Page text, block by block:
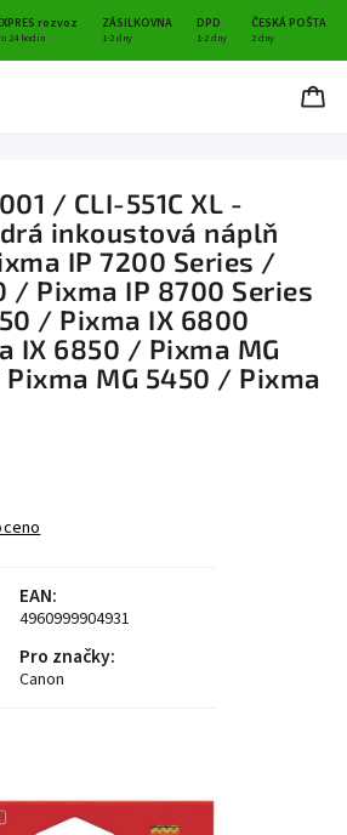
rozvoz ZÁSILKOVNA DPD ČESKÁ POŠTA
24 hodin 1-2 dny 1-2 dny 2 dny
/ CLI-551C XL -
inkoustová náplň
IP 7200 Series /
/ Pixma IP 8700 Series
/ Pixma IX 6800
IX 6850 / Pixma MG
MG 5450 / Pixma
EAN:
4960999904931
Pro značky:
Canon